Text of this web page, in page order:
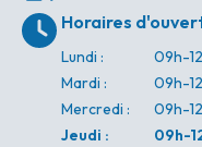
Horaires
Lundi :
09h-
Mardi :
09h-
Mercredi :
09h-
Jeudi :
09h-